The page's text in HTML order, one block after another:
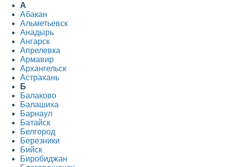
А
Абакан
Альметьевск
Анадырь
Ангарск
Апрелевка
Армавир
Архангельск
Астрахань
Б
Балаково
Балашиха
Барнаул
Батайск
Белгород
Березники
Бийск
Биробиджан